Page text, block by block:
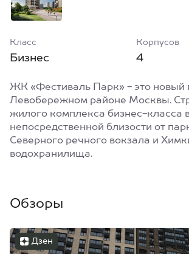
Класс
Бизнес
Корпусов
4
ЖК «Фестиваль Парк» - это новый
Левобережном районе Москвы.
жилого комплекса бизнес-класса
непосредственной близости от
Северного речного вокзала и
водохранилища.
Обзоры
Дзен